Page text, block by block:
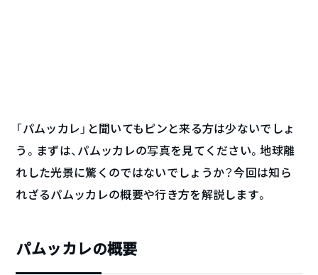
「パムッカレ」と聞いてもピンと来る方は少ないでしょ
う。まずは、パムッカレの写真を見てください。地球離
れした光景に驚くのではないでしょうか？今回は知ら
れざるパムッカレの概要や行き方を解説します。
パムッカレの概要